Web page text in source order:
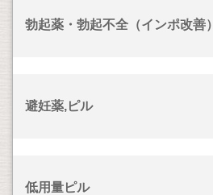
勃起薬・勃起不全（インポ改善）
避妊薬,ピル
低用量ピル